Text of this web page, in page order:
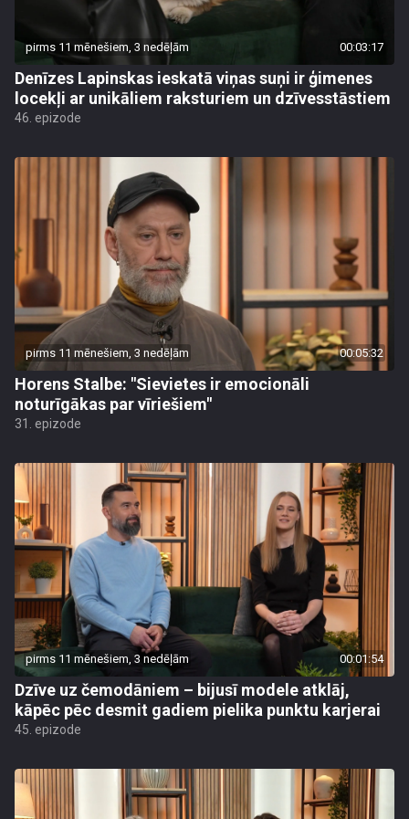
pirms 11 mēnešiem, 3 nedēļām 00:03:17
Denīzes Lapinskas ieskatā viņas suņi ir ģimenes
locekļi ar unikāliem raksturiem un dzīvesstāstiem
46. epizode
pirms 11 mēnešiem, 3 nedēļām 00:05:32
Horens Stalbe: "Sievietes ir emocionāli
noturīgākas par vīriešiem"
31. epizode
pirms 11 mēnešiem, 3 nedēļām 00:01:54
Dzīve uz čemodāniem – bijusī modele atklāj,
kāpēc pēc desmit gadiem pielika punktu karjerai
45. epizode